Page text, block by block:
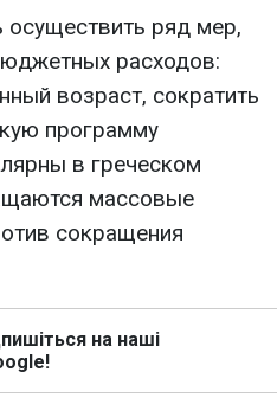
осуществить ряд мер,
расходов:
возраст, сократить
программу
в греческом
массовые
сокращения
на наші